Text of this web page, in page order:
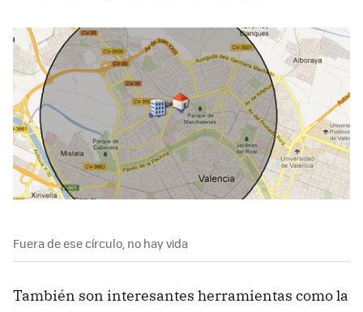
Fuera de ese círculo, no hay vida
También son interesantes herramientas como la